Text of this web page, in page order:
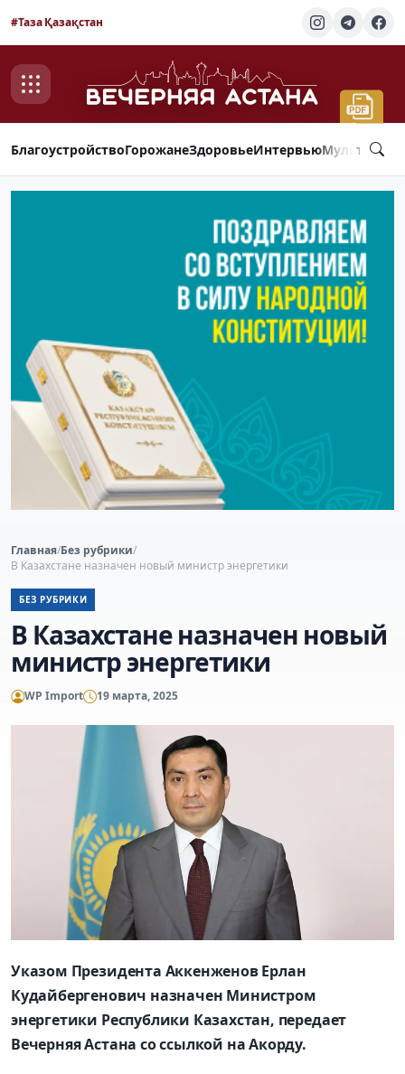
#Таза Қазақстан
БлагоустройствоГорожанеЗдоровьеИнтервью
Главная/Без рубрики/
В Казахстане назначен новый министр энергетики
БЕЗ РУБРИКИ
В Казахстане назначен новый
министр энергетики
WP Import 19 марта, 2025
Указом Президента Аккенженов Ерлан
Кудайбергенович назначен Министром
энергетики Республики Казахстан, передает
Вечерняя Астана со ссылкой на Акорду.